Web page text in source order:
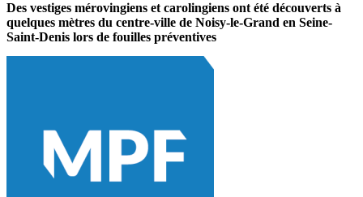
Des vestiges mérovingiens et carolingiens ont été découverts à
quelques mètres du centre-ville de Noisy-le-Grand en Seine-
Saint-Denis lors de fouilles préventives